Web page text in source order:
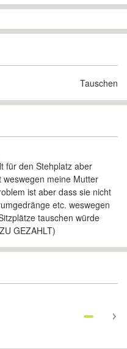
Tauschen
für den Stehplatz aber
meine Mutter
ist aber dass sie nicht
etc. weswegen
tauschen würde
GEZAHLT)